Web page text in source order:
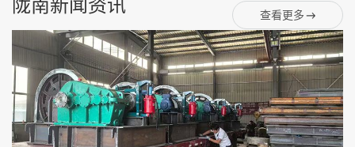
陇南新闻资讯 查看更多